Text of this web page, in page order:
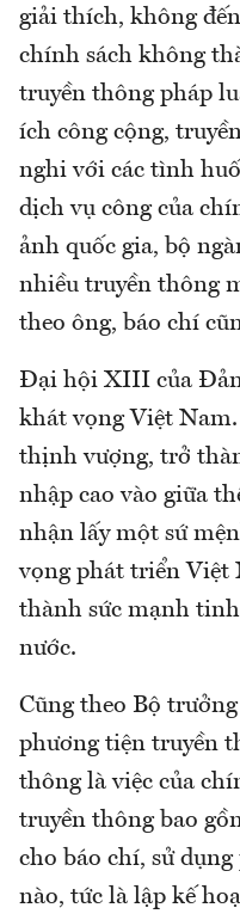
giải thích, không
chính sách không
truyền thông pháp
ích công cộng,
nghi với các tình
dịch vụ công của
ảnh quốc gia, bộ
nhiều truyền thông
theo ông, báo chí
Đại hội XIII của
khát vọng Việt
thịnh vượng, trở
nhập cao vào giữa
nhận lấy một sứ
vọng phát triển Việt
thành sức mạnh
nước.
Cũng theo Bộ
phương tiện truyền
thông là việc của
truyền thông bao
cho báo chí, sử
nào, tức là lập kế